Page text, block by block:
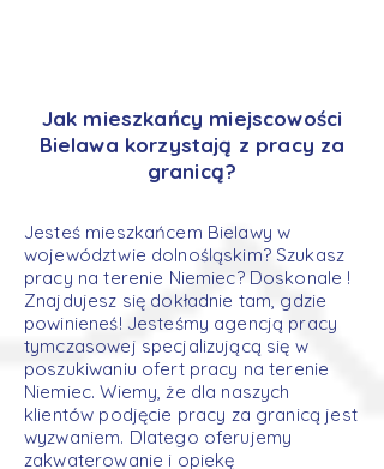
Jak mieszkańcy miejscowości
Bielawa korzystają z pracy za
granicą?
Jesteś mieszkańcem Bielawy w
województwie dolnośląskim? Szukasz
pracy na terenie Niemiec? Doskonale !
Znajdujesz się dokładnie tam, gdzie
powinieneś! Jesteśmy agencją pracy
tymczasowej specjalizującą się w
poszukiwaniu ofert pracy na terenie
Niemiec. Wiemy, że dla naszych
klientów podjęcie pracy za granicą jest
wyzwaniem. Dlatego oferujemy
zakwaterowanie i opiekę